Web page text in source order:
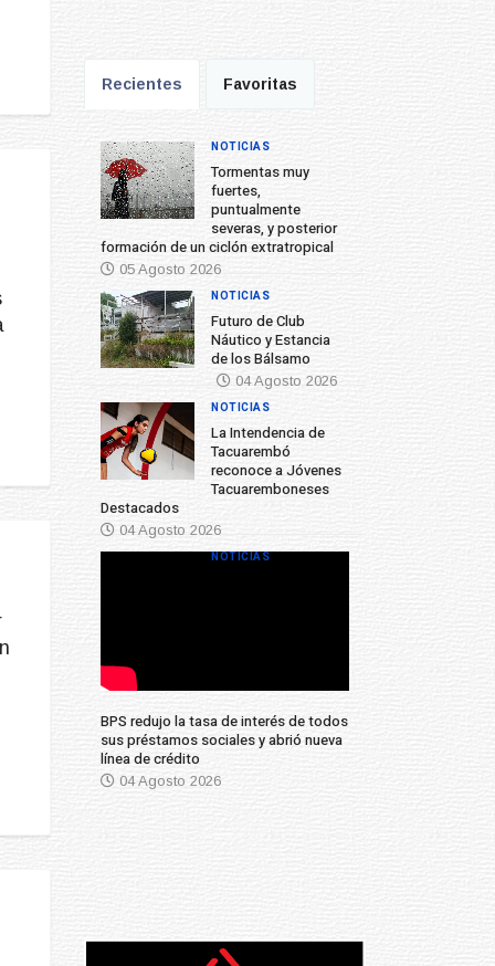
Recientes Favoritas
Tormentas muy
fuertes,
puntualmente
severas, y posterior
formación de un ciclón extratropical
05 Agosto 2026
NOTICIAS
Futuro de Club
Náutico y Estancia
de los Bálsamo
04 Agosto 2026
NOTICIAS
La Intendencia de
Tacuarembó
reconoce a Jóvenes
Tacuaremboneses
Destacados
04 Agosto 2026
NOTICIAS
BPS redujo la tasa de interés de todos
sus préstamos sociales y abrió nueva
línea de crédito
04 Agosto 2026
NOTICIAS